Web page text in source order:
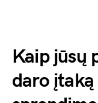
Kaip jūsų
daro